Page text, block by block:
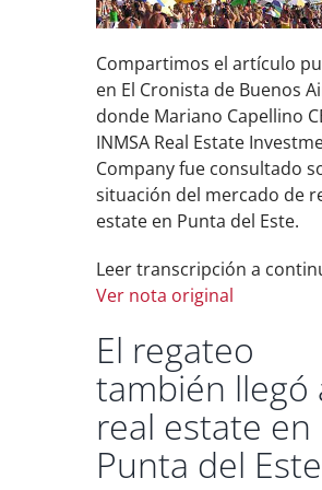
Compartimos el artículo
en El Cronista de Buenos
donde Mariano Capellino
INMSA Real Estate
Company fue consultado
situación del mercado de
estate en Punta del Este.
Leer transcripción a
Ver nota original
El regateo
también llegó
real estate en
Punta del Este